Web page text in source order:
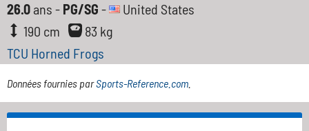
26.0 ans - PG/SG -
United States
190 cm
83 kg
TCU Horned Frogs
Données fournies parSports-Reference.com